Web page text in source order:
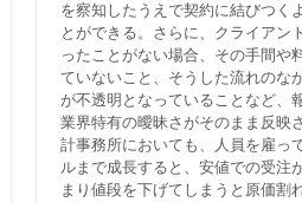
を察知したうえで契約に結びつく
とができる。さらに、クライアン
ったことがない場合、その手間や
ていないこと、そうした流れのな
が不透明となっていることなど、
業界特有の曖昧さがそのまま反映
計事務所においても、人員を雇っ
ルまで成長すると、安値での受注
まり値段を下げてしまうと原価割